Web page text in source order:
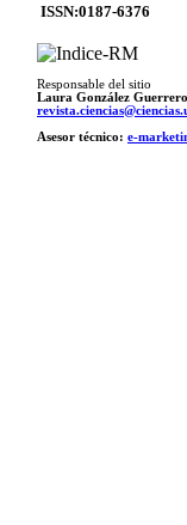
ISSN:0187-6376
Responsable del sitio
Laura González Guerrero
Asesor técnico: e-